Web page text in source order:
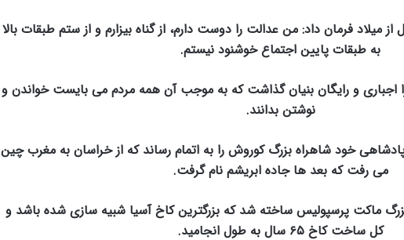
بزرگ در سال ۵۲۱ قبل از میلاد فرمان داد: من عدالت را دوست دارم، از گناه بیزارم و از ستم طبقات بالا
به طبقات پایین اجتماع خوشنود نیستم.
اجباری و رایگان بنیان گذاشت که به موجب آن همه مردم می بایست خواندن و
نوشتن بدانند.
خود شاهراه بزرگ کوروش را به اتمام رساند که از خراسان به مغرب چین
می رفت که بعد ها جاده ابریشم نام گرفت.
بزرگ ماکت پرسپولیس ساخته شد که بزرگترین کاخ آسیا شبیه سازی شده باشد و
کل ساخت کاخ ۶۵ سال به طول انجامید.